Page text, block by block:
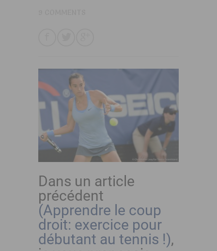
Dans un article
précédent
(Apprendre le coup
droit: exercice pour
débutant au tennis !),